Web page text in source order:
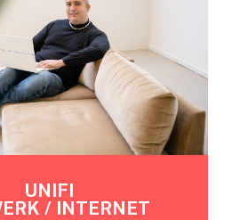
UNIFI
/ INTERNET